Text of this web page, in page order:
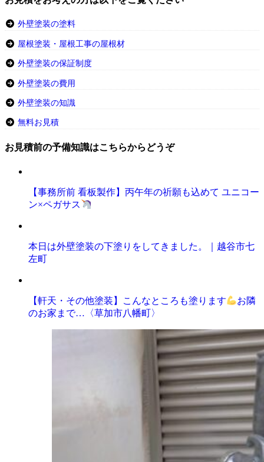
外壁塗装の塗料
屋根塗装・屋根工事の屋根材
外壁塗装の保証制度
外壁塗装の費用
外壁塗装の知識
無料お見積
お見積前の予備知識はこちらからどうぞ
【事務所前 看板製作】丙午年の祈願も込めて ユニコー
ン×ペガサス
本日は外壁塗装の下塗りをしてきました。｜越谷市七
左町
【軒天・その他塗装】こんなところも塗ります
お隣
のお家まで…〈草加市八幡町〉